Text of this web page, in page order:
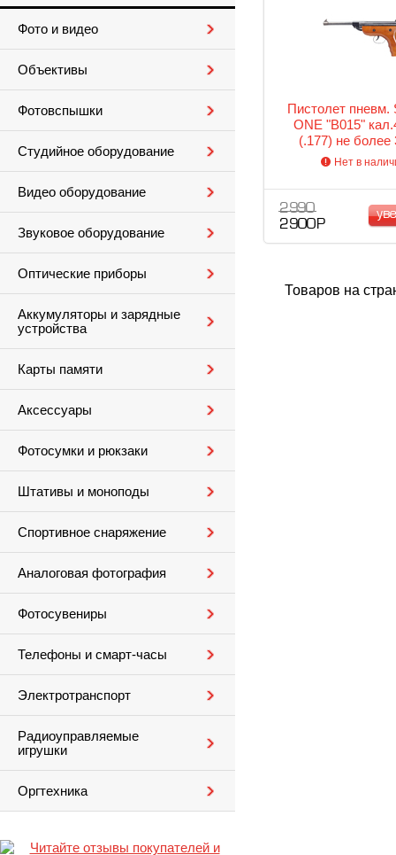
Фото и видео
Объективы
Фотовспышки
Студийное оборудование
Видео оборудование
Звуковое оборудование
Оптические приборы
Аккумуляторы и зарядные
устройства
Карты памяти
Аксессуары
Фотосумки и рюкзаки
Штативы и моноподы
Спортивное снаряжение
Аналоговая фотография
Фотосувениры
Телефоны и смарт-часы
Электротранспорт
Радиоуправляемые
игрушки
Оргтехника
Пистолет пневм.
ONE "B015"
(.177) не более
Нет в
2 990
2 900 Р
Товаров на